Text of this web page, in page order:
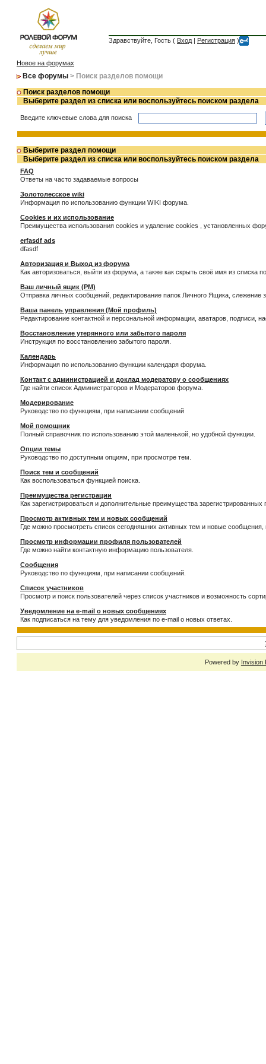
Здравствуйте, Гость ( Вход | Регистрация )
Новое на форумах
Все форумы > Поиск разделов помощи
Поиск разделов помощи
Выберите раздел из списка или воспользуйтесь поиском раздела
Введите ключевые слова для поиска
Выберите раздел помощи
Выберите раздел из списка или воспользуйтесь поиском раздела
FAQ
Ответы на часто задаваемые вопросы
Золотолесское wiki
Информация по использованию функции WIKI форума.
Cookies и их использование
Преимущества использования cookies и удаление cookies , установленных
erfasdf ads
dfasdf
Авторизация и Выход из форума
Как авторизоваться, выйти из форума, а также как скрыть своё имя из списка
Ваш личный ящик (PM)
Отправка личных сообщений, редактирование папок Личного Ящика,
Ваша панель управления (Мой профиль)
Редактирование контактной и персональной информации, аватаров,
Восстановление утерянного или забытого пароля
Инструкция по восстановлению забытого пароля.
Календарь
Информация по использованию функции календаря форума.
Контакт с администрацией и доклад модератору о сообщениях
Где найти список Администраторов и Модераторов форума.
Модерирование
Руководство по функциям, при написании сообщений
Мой помощник
Полный справочник по использованию этой маленькой, но удобной функции.
Опции темы
Руководство по доступным опциям, при просмотре тем.
Поиск тем и сообщений
Как воспользоваться функцией поиска.
Преимущества регистрации
Как зарегистрироваться и дополнительные преимущества зарегистрированных
Просмотр активных тем и новых сообщений
Где можно просмотреть список сегодняшних активных тем и новые
Просмотр информации профиля пользователей
Где можно найти контактную информацию пользователя.
Сообщения
Руководство по функциям, при написании сообщений.
Список участников
Просмотр и поиск пользователей через список участников и возможность
Уведомление на e-mail о новых сообщениях
Как подписаться на тему для уведомления по e-mail о новых ответах.
Powered by Invision